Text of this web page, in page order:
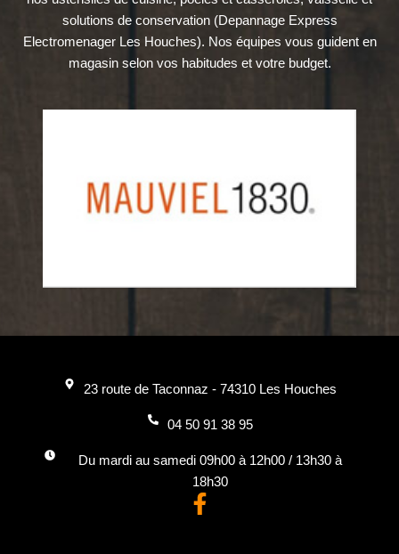
solutions de conservation (Depannage Express
Electromenager Les Houches). Nos équipes vous guident en
magasin selon vos habitudes et votre budget.
23 route de Taconnaz - 74310 Les Houches
04 50 91 38 95
Du mardi au samedi 09h00 à 12h00 / 13h30 à
18h30